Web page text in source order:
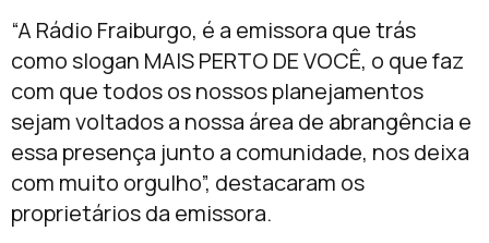
“A Rádio Fraiburgo, é a emissora que trás
como slogan MAIS PERTO DE VOCÊ, o que faz
com que todos os nossos planejamentos
sejam voltados a nossa área de abrangência e
essa presença junto a comunidade, nos deixa
com muito orgulho”, destacaram os
proprietários da emissora.